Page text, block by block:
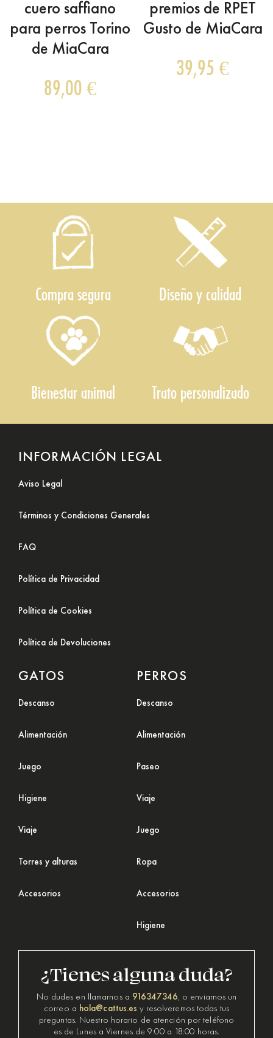
cuero saffiano
para perros Torino
de MiaCara
89,00€
premios de RPET
Gusto de MiaCara
39,95€
Compra segura Diseño y calidad
Bienestar animal Trato personalizado
INFORMACIÓN LEGAL
Aviso Legal
Términos y Condiciones Generales
FAQ
Política de Privacidad
Política de Cookies
Política de Devoluciones
GATOS
Descanso
Alimentación
Juego
Higiene
Viaje
Torres y alturas
Accesorios
PERROS
Descanso
Alimentación
Paseo
Viaje
Juego
Ropa
Accesorios
Higiene
¿Tienes alguna duda?
No dudes en llamarnos a 916347346, o enviarnos un
correo a hola@cattus.es y resolveremos todas tus
preguntas. Nuestro horario de atención por teléfono
es de Lunes a Viernes de 9:00 a 18:00 horas.